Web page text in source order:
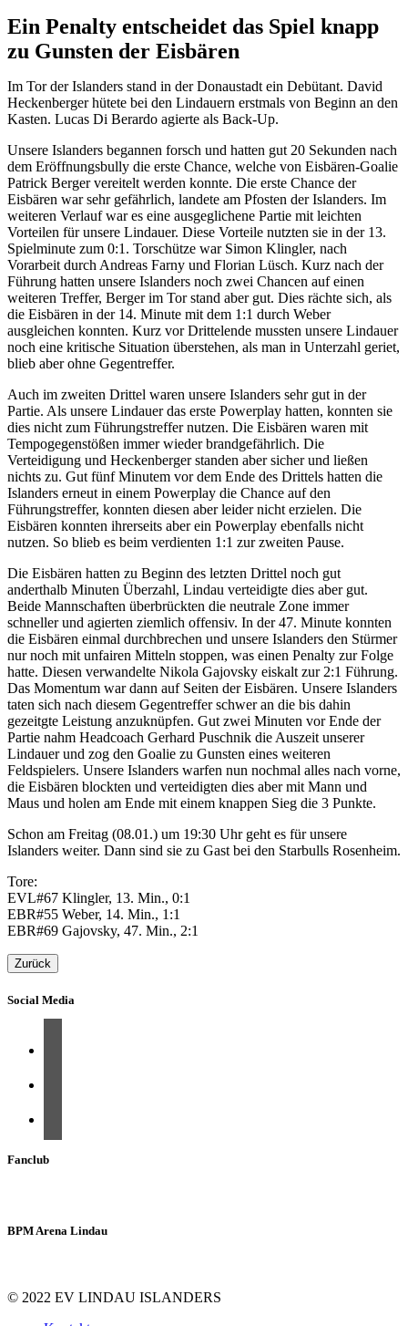
Ein Penalty entscheidet das Spiel knapp
zu Gunsten der Eisbären
Im Tor der Islanders stand in der Donaustadt ein Debütant. David
Heckenberger hütete bei den Lindauern erstmals von Beginn an den
Kasten. Lucas Di Berardo agierte als Back-Up.
Unsere Islanders begannen forsch und hatten gut 20 Sekunden nach
dem Eröffnungsbully die erste Chance, welche von Eisbären-Goalie
Patrick Berger vereitelt werden konnte. Die erste Chance der
Eisbären war sehr gefährlich, landete am Pfosten der Islanders. Im
weiteren Verlauf war es eine ausgeglichene Partie mit leichten
Vorteilen für unsere Lindauer. Diese Vorteile nutzten sie in der 13.
Spielminute zum 0:1. Torschütze war Simon Klingler, nach
Vorarbeit durch Andreas Farny und Florian Lüsch. Kurz nach der
Führung hatten unsere Islanders noch zwei Chancen auf einen
weiteren Treffer, Berger im Tor stand aber gut. Dies rächte sich, als
die Eisbären in der 14. Minute mit dem 1:1 durch Weber
ausgleichen konnten. Kurz vor Drittelende mussten unsere Lindauer
noch eine kritische Situation überstehen, als man in Unterzahl geriet,
blieb aber ohne Gegentreffer.
Auch im zweiten Drittel waren unsere Islanders sehr gut in der
Partie. Als unsere Lindauer das erste Powerplay hatten, konnten sie
dies nicht zum Führungstreffer nutzen. Die Eisbären waren mit
Tempogegenstößen immer wieder brandgefährlich. Die
Verteidigung und Heckenberger standen aber sicher und ließen
nichts zu. Gut fünf Minutem vor dem Ende des Drittels hatten die
Islanders erneut in einem Powerplay die Chance auf den
Führungstreffer, konnten diesen aber leider nicht erzielen. Die
Eisbären konnten ihrerseits aber ein Powerplay ebenfalls nicht
nutzen. So blieb es beim verdienten 1:1 zur zweiten Pause.
Die Eisbären hatten zu Beginn des letzten Drittel noch gut
anderthalb Minuten Überzahl, Lindau verteidigte dies aber gut.
Beide Mannschaften überbrückten die neutrale Zone immer
schneller und agierten ziemlich offensiv. In der 47. Minute konnten
die Eisbären einmal durchbrechen und unsere Islanders den Stürmer
nur noch mit unfairen Mitteln stoppen, was einen Penalty zur Folge
hatte. Diesen verwandelte Nikola Gajovsky eiskalt zur 2:1 Führung.
Das Momentum war dann auf Seiten der Eisbären. Unsere Islanders
taten sich nach diesem Gegentreffer schwer an die bis dahin
gezeitgte Leistung anzuknüpfen. Gut zwei Minuten vor Ende der
Partie nahm Headcoach Gerhard Puschnik die Auszeit unserer
Lindauer und zog den Goalie zu Gunsten eines weiteren
Feldspielers. Unsere Islanders warfen nun nochmal alles nach vorne,
die Eisbären blockten und verteidigten dies aber mit Mann und
Maus und holen am Ende mit einem knappen Sieg die 3 Punkte.
Schon am Freitag (08.01.) um 19:30 Uhr geht es für unsere
Islanders weiter. Dann sind sie zu Gast bei den Starbulls Rosenheim.
Tore:
EVL#67 Klingler, 13. Min., 0:1
EBR#55 Weber, 14. Min., 1:1
EBR#69 Gajovsky, 47. Min., 2:1
Zurück
Social Media
Fanclub
BPM Arena Lindau
© 2022 EV LINDAU ISLANDERS